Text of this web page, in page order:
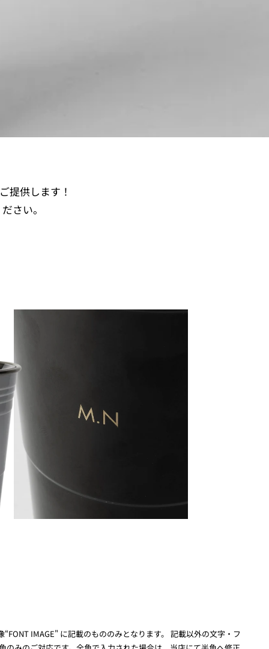
提供します！
さい。
IMAGE" に記載のもののみとなります。 記載以外の文字・フ